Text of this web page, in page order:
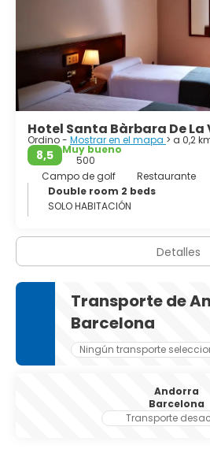
Hotel Santa Bàrbara De
Ordino - Mostrar en el mapa > a 0,2
8,5
Muy bueno
500
Campo de golf
Restaurante
Double room 2 beds
SOLO HABITACIÓN
Detalles
Transporte de
Barcelona
Ningún transporte
Andorra
Barcelona
Transporte